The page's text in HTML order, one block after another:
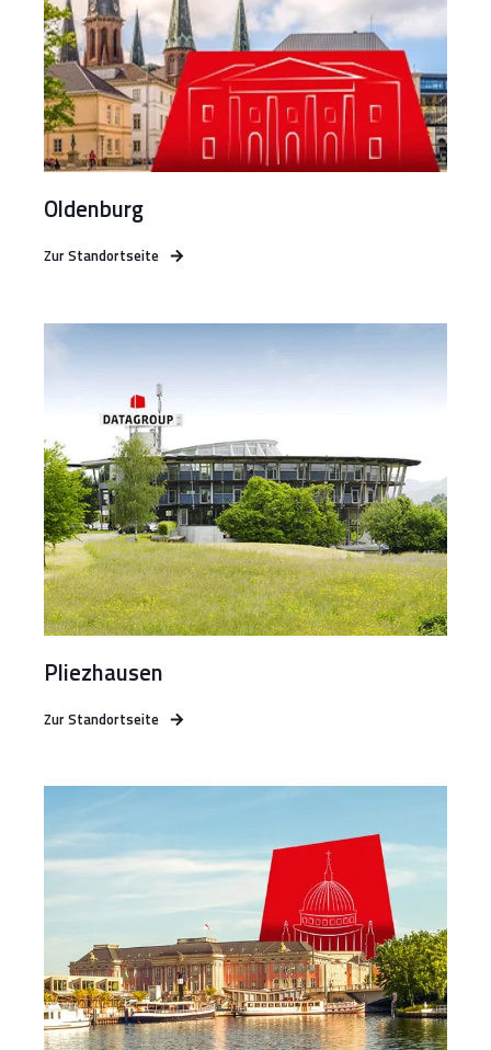
Oldenburg
Zur Standortseite
Pliezhausen
Zur Standortseite